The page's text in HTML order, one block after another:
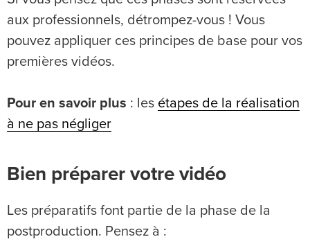
aux professionnels, détrompez-vous ! Vous
pouvez appliquer ces principes de base pour vos
premières vidéos.
Pour en savoir plus : les étapes de la réalisation
à ne pas négliger
Bien préparer votre vidéo
Les préparatifs font partie de la phase de la
postproduction. Pensez à :